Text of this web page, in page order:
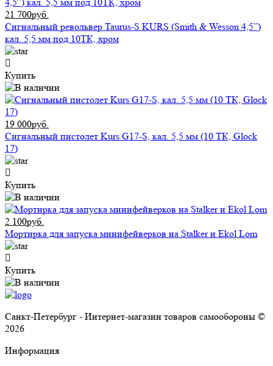
21 700руб.
Сигнальный револьвер Taurus-S KURS (Smith & Wesson 4,5”)
кал. 5,5 мм под 10ТК, хром
Купить
19 000руб.
Сигнальный пистолет Kurs G17-S, кал. 5,5 мм (10 ТК, Glock
17)
Купить
2 100руб.
Мортирка для запуска минифейверков на Stalker и Ekol Lom
Купить
Санкт-Петербург - Интернет-магазин товаров самообороны ©
2026
Информация